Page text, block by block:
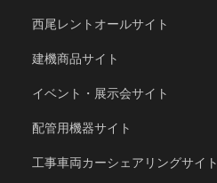
西尾レントオールサイト
建機商品サイト
イベント・展示会サイト
配管用機器サイト
工事車両カーシェアリングサイト